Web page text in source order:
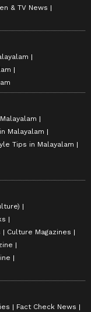
& TV News
Malayalam
Tips in Malayalam
Culture Magazines
Fact Check News